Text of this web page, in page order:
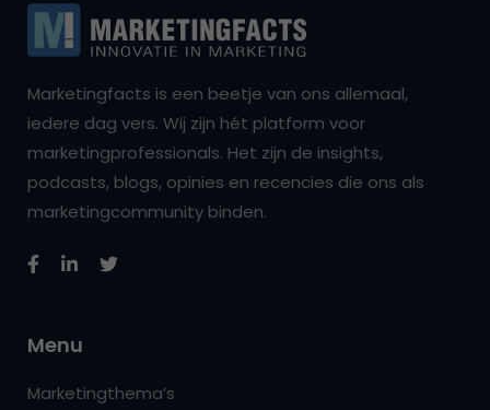
Marketingfacts is een beetje van ons allemaal,
iedere dag vers. Wij zijn hét platform voor
marketingprofessionals. Het zijn de insights,
podcasts, blogs, opinies en recencies die ons als
marketingcommunity binden.
Menu
Marketingthema’s